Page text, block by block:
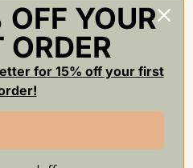
YOUR
ORDER
for 15% off your first